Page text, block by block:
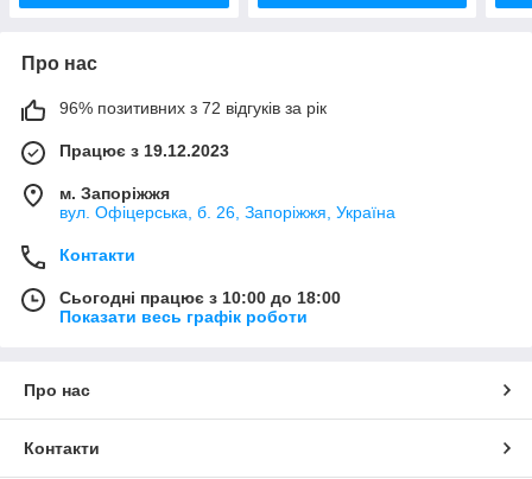
Про нас
96% позитивних з 72 відгуків за рік
Працює з 19.12.2023
м. Запоріжжя
вул. Офіцерська, б. 26, Запоріжжя, Україна
Контакти
Сьогодні працює з 10:00 до 18:00
Показати весь графік роботи
Про нас
Контакти